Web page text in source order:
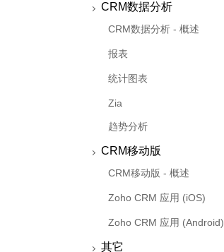
CRM数据分析
CRM数据分析 - 概述
报表
统计图表
Zia
趋势分析
CRM移动版
CRM移动版 - 概述
Zoho CRM 应用 (iOS)
Zoho CRM 应用 (Android)
其它